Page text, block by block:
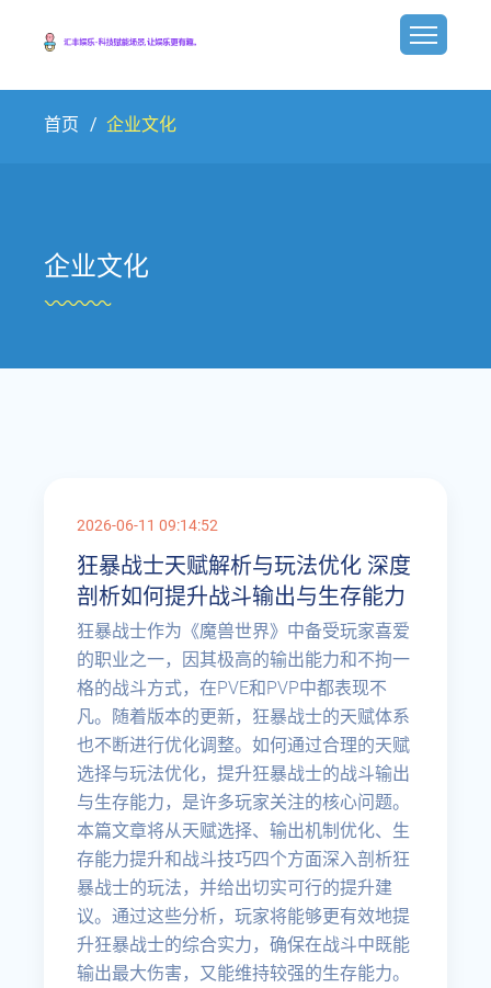
首页 企业文化
企业文化
2026-06-11 09:14:52
狂暴战士天赋解析与玩法优化 深度
剖析如何提升战斗输出与生存能力
狂暴战士作为《魔兽世界》中备受玩家喜爱
的职业之一，因其极高的输出能力和不拘一
格的战斗方式，在PVE和PVP中都表现不
凡。随着版本的更新，狂暴战士的天赋体系
也不断进行优化调整。如何通过合理的天赋
选择与玩法优化，提升狂暴战士的战斗输出
与生存能力，是许多玩家关注的核心问题。
本篇文章将从天赋选择、输出机制优化、生
存能力提升和战斗技巧四个方面深入剖析狂
暴战士的玩法，并给出切实可行的提升建
议。通过这些分析，玩家将能够更有效地提
升狂暴战士的综合实力，确保在战斗中既能
输出最大伤害，又能维持较强的生存能力。